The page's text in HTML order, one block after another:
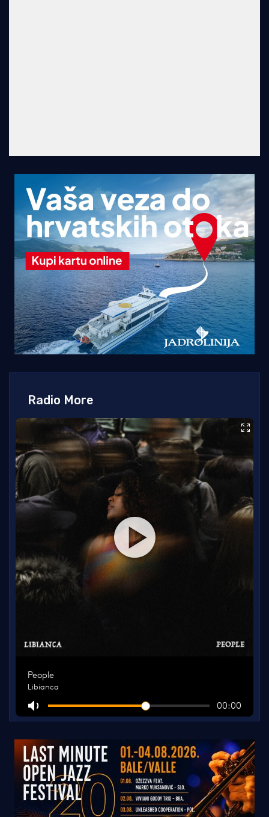
Radio More